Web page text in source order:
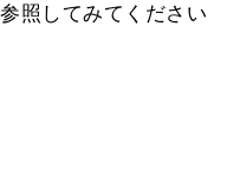
照してみてください